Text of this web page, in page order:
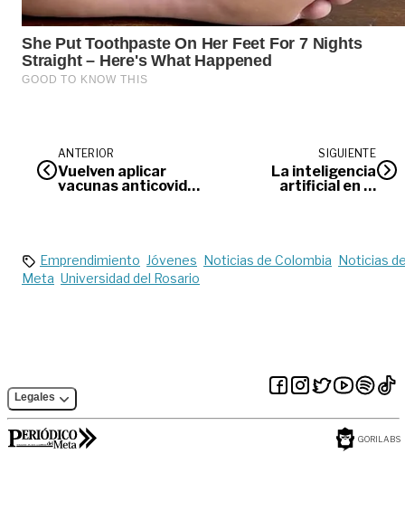
ANTERIOR
Vuelven aplicar
vacunas anticovid
SIGUIENTE
La inteligencia
artificial en el
Emprendimiento Jóvenes Noticias de Colombia Noticias
Meta Universidad del Rosario
Legales
GORILABS